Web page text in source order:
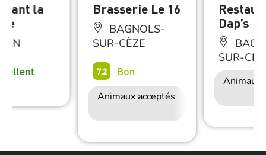
la
Brasserie Le 16
BAGNOLS-
SUR-CÈZE
7.2 Bon
Animaux acceptés
Accès Internet
Dap’s
SUR-
Animaux